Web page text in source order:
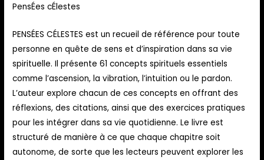
PensÉes cÉlestes
PENSÉES CÉLESTES est un recueil de référence pour toute
personne en quête de sens et d’inspiration dans sa vie
spirituelle. Il présente 61 concepts spirituels essentiels
comme l’ascension, la vibration, l’intuition ou le pardon.
L’auteur explore chacun de ces concepts en offrant des
réflexions, des citations, ainsi que des exercices pratiques
pour les intégrer dans sa vie quotidienne. Le livre est
structuré de manière à ce que chaque chapitre soit
autonome, de sorte que les lecteurs peuvent explorer les